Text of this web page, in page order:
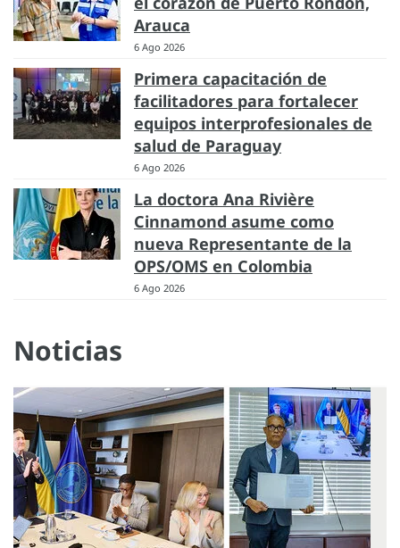
Arauca
6 Ago 2026
Primera capacitación de
facilitadores para fortalecer
equipos interprofesionales de
salud de Paraguay
6 Ago 2026
La doctora Ana Rivière
Cinnamond asume como
nueva Representante de la
OPS/OMS en Colombia
6 Ago 2026
Noticias